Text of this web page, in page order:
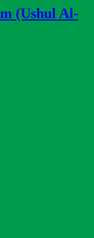
(Ushul Al-